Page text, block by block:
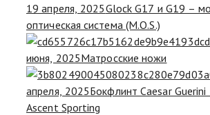
19 апреля, 2025Glock G17 и G19 –
оптическая система (M.O.S.)
июня, 2025Матросские ножи
апреля, 2025Бокфлинт Caesar
Ascent Sporting